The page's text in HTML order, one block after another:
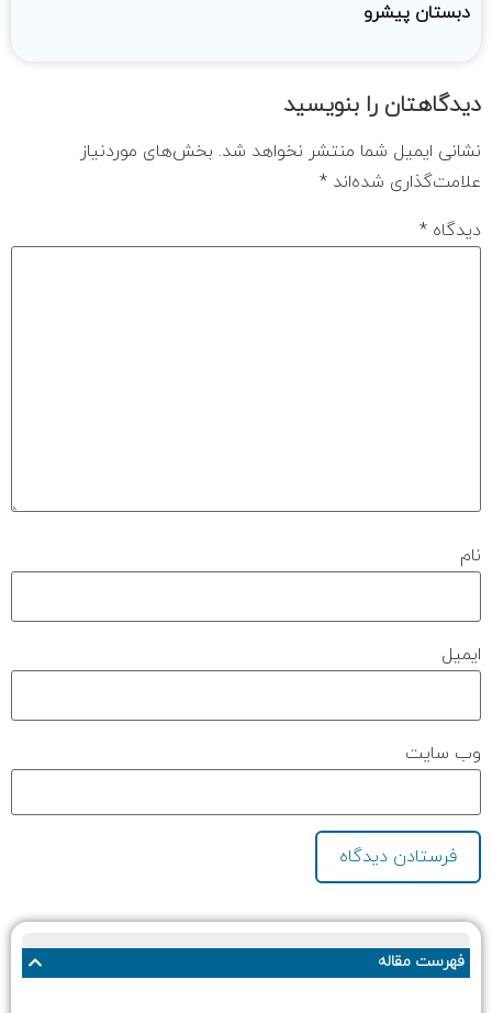
دبستان پیشرو
دیدگاهتان را بنویسید
نشانی ایمیل شما منتشر نخواهد شد. بخش‌های موردنیاز
علامت‌گذاری شده‌اند *
دیدگاه *
نام
ایمیل
وب‌ سایت
فهرست مقاله